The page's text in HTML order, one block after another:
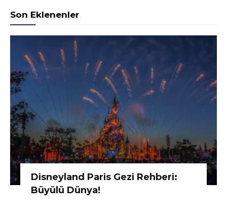
Son Eklenenler
Disneyland Paris Gezi Rehberi:
Büyülü Dünya!